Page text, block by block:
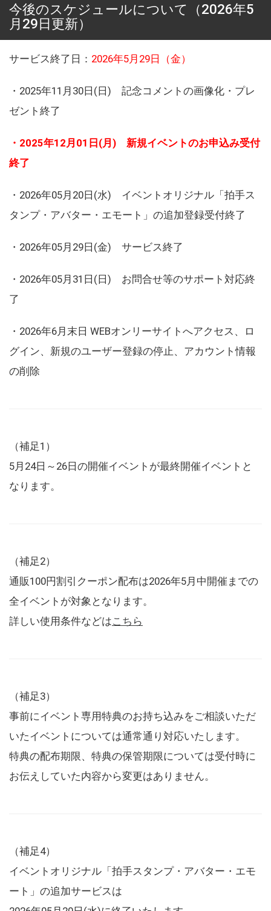
今後のスケジュールについて（2026年5
月29日更新）
サービス終了日： 2026年5月29日（金）
・2025年11月30日(日) 記念コメントの画像化・プレ
ゼント終了
・2025年12月01日(月) 新規イベントのお申込み受付
終了
・2026年05月20日(水) イベントオリジナル「拍手ス
タンプ・アバター・エモート」の追加登録受付終了
・2026年05月29日(金) サービス終了
・2026年05月31日(日) お問合せ等のサポート対応終
了
・2026年6月末日 WEBオンリーサイトへアクセス、ロ
グイン、新規のユーザー登録の停止、アカウント情報
の削除
（補足1）
5月24日～26日の開催イベントが最終開催イベントと
なります。
（補足2）
通販100円割引クーポン配布は2026年5月中開催までの
全イベントが対象となります。
詳しい使用条件などはこちら
（補足3）
事前にイベント専用特典のお持ち込みをご相談いただ
いたイベントについては通常通り対応いたします。
特典の配布期限、特典の保管期限については受付時に
お伝えしていた内容から変更はありません。
（補足4）
イベントオリジナル「拍手スタンプ・アバター・エモ
ート」の追加サービスは